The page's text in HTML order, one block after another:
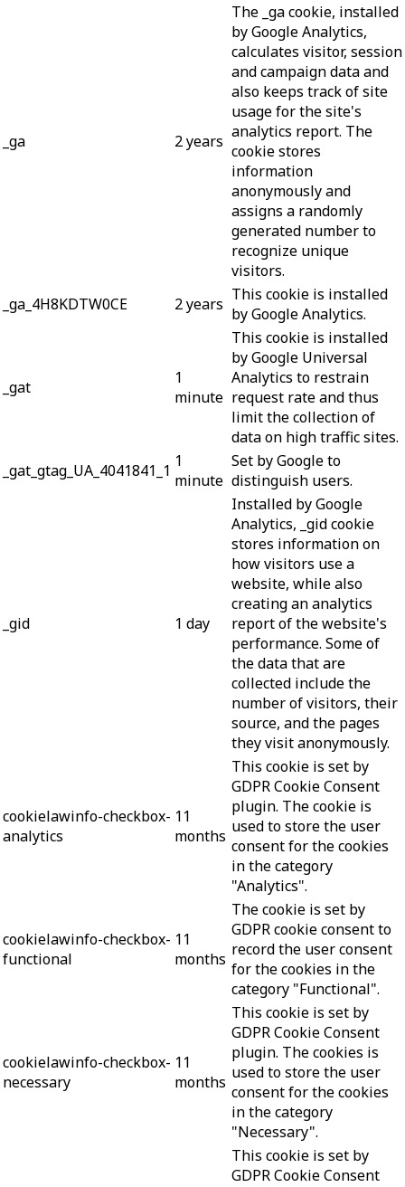
_ga 2 years
The _ga cookie, installed
by Google Analytics,
calculates visitor, session
and campaign data and
also keeps track of site
usage for the site's
analytics report. The
cookie stores
information
anonymously and
assigns a randomly
generated number to
recognize unique
visitors.
_ga_4H8KDTW0CE
2 years This cookie is installed
by Google Analytics.
_gat
1
minute
This cookie is installed
by Google Universal
Analytics to restrain
request rate and thus
limit the collection of
data on high traffic sites.
_gat_gtag_UA_4041841_1 1
minute
Set by Google to
distinguish users.
_gid 1 day
Installed by Google
Analytics, _gid cookie
stores information on
how visitors use a
website, while also
creating an analytics
report of the website's
performance. Some of
the data that are
collected include the
number of visitors, their
source, and the pages
they visit anonymously.
cookielawinfo-checkbox-
analytics
11
months
This cookie is set by
GDPR Cookie Consent
plugin. The cookie is
used to store the user
consent for the cookies
in the category
"Analytics".
cookielawinfo-checkbox-
functional
11
months
The cookie is set by
GDPR cookie consent to
record the user consent
for the cookies in the
category "Functional".
cookielawinfo-checkbox-
necessary
11
months
This cookie is set by
GDPR Cookie Consent
plugin. The cookies is
used to store the user
consent for the cookies
in the category
"Necessary".
This cookie is set by
GDPR Cookie Consent